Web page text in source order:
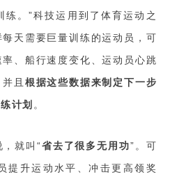
。”科技运用到了体育运动之
天需要巨量训练的运动员，可
、船行速度变化、运动员心跳
且 根据这些数据来制定下一步
计划 。
就叫“省去了很多无用功”。可
提升运动水平、冲击更高领奖